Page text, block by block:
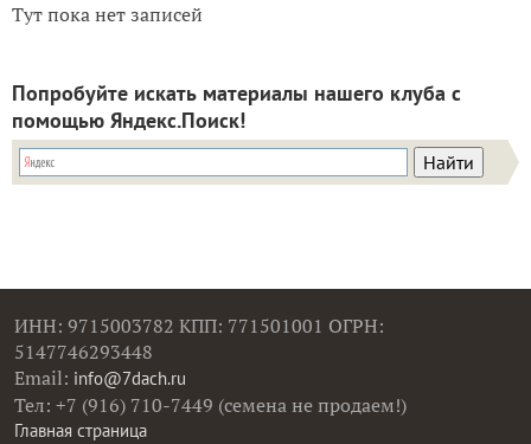
Тут пока нет записей
Попробуйте искать материалы нашего клуба с
помощью Яндекс.Поиск!
ИНН: 9715003782 КПП: 771501001 ОГРН:
5147746293448
Email: info@7dach.ru
Тел: +7 (916) 710-7449 (семена не продаем!)
Главная страница